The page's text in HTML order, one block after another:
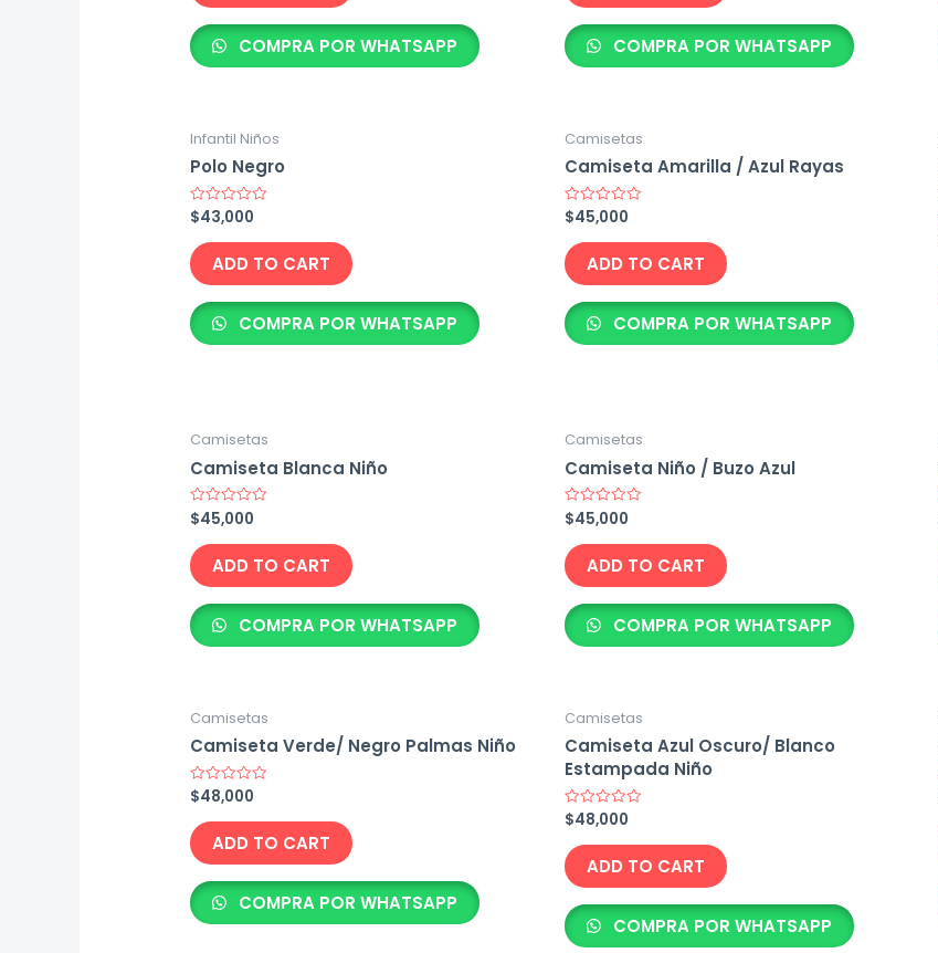
COMPRA POR WHATSAPP COMPRA POR WHATSAPP
Infantil Niños
Polo Negro
Rated
0
out
of
5
$43,000
ADD TO CART
COMPRA POR WHATSAPP
Camisetas
Camiseta Amarilla / Azul Rayas
Rated
0
out
of
5
$45,000
ADD TO CART
COMPRA POR WHATSAPP
Camisetas
Camiseta Blanca Niño
Rated
0
out
of
5
$45,000
ADD TO CART
COMPRA POR WHATSAPP
Camisetas
Camiseta Niño / Buzo Azul
Rated
0
out
of
5
$45,000
ADD TO CART
COMPRA POR WHATSAPP
Camisetas
Camiseta Verde/ Negro Palmas Niño
Rated
0
out
of
5
$48,000
ADD TO CART
COMPRA POR WHATSAPP
Camisetas
Camiseta Azul Oscuro/ Blanco
Estampada Niño
Rated
0
out
of
5
$48,000
ADD TO CART
COMPRA POR WHATSAPP